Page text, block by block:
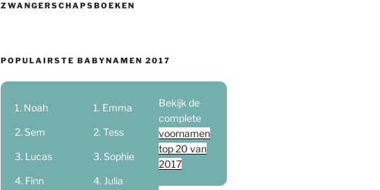
ZWANGERSCHAPSBOEKEN
POPULAIRSTE BABYNAMEN 2017
Noah
Sem
Lucas
Finn
Emma
Tess
Sophie
Julia
Bekijk de
complete
voornamen
top 20 van
2017